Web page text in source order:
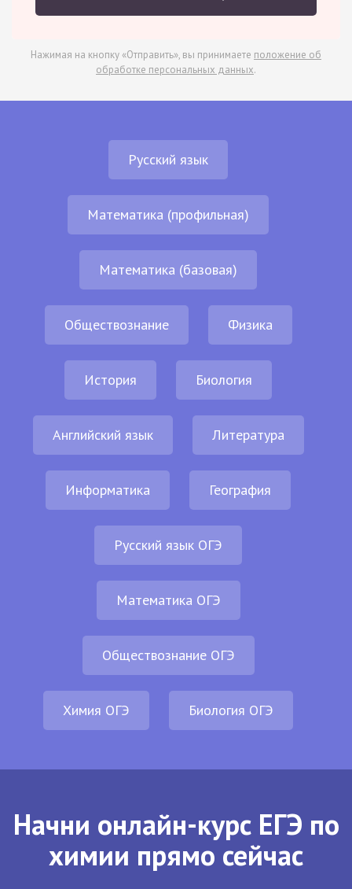
Нажимая на кнопку «Отправить», вы принимаете положение об
обработке персональных данных.
Русский язык
Математика (профильная)
Математика (базовая)
Обществознание Физика
История Биология
Английский язык Литература
Информатика География
Русский язык ОГЭ
Математика ОГЭ
Обществознание ОГЭ
Химия ОГЭ Биология ОГЭ
Начни онлайн-курс ЕГЭ по
химии прямо сейчас